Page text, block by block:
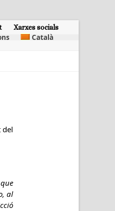
Xarxes socials
Català
del
al